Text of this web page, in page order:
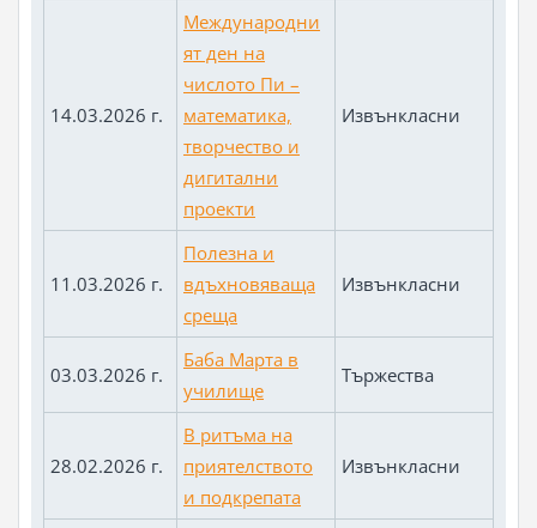
14.03.2026 г.
Международни
ят ден на
числото Пи –
математика,
творчество и
дигитални
проекти
Извънкласни
11.03.2026 г.
Полезна и
вдъхновяваща
среща
Извънкласни
03.03.2026 г.
Баба Марта в
училище
Тържества
28.02.2026 г.
В ритъма на
приятелството
и подкрепата
Извънкласни